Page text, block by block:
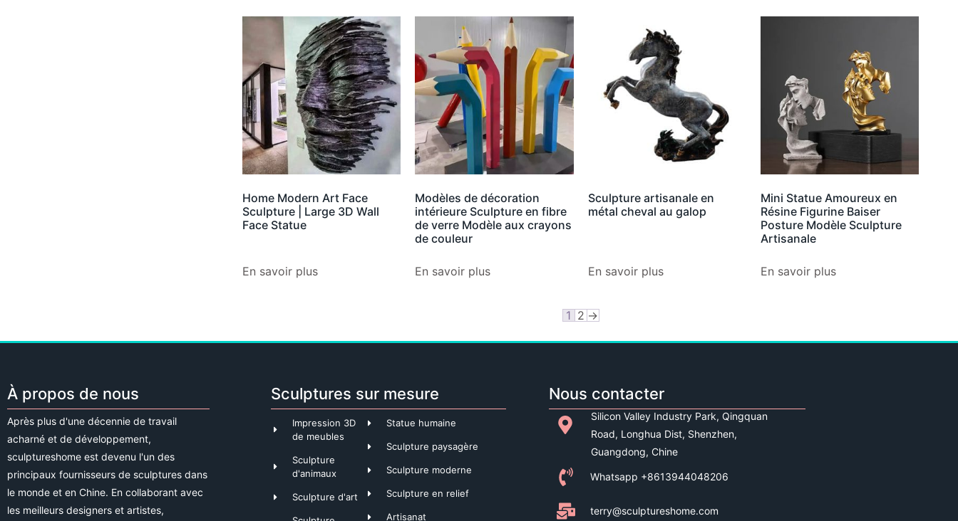
Home Modern Art Face
Sculpture | Large 3D Wall
Face Statue
En savoir plus
Modèles de décoration
intérieure Sculpture en fibre
de verre Modèle aux crayons
de couleur
En savoir plus
Sculpture artisanale en
métal cheval au galop
En savoir plus
Mini Statue Amoureux en
Résine Figurine Baiser
Posture Modèle Sculpture
Artisanale
En savoir plus
1 2 →
À propos de nous
Après plus d'une décennie de travail
acharné et de développement,
sculptureshome est devenu l'un des
principaux fournisseurs de sculptures dans
le monde et en Chine. En collaborant avec
les meilleurs designers et artistes,
Sculptures sur mesure
Impression 3D
de meubles
Sculpture
d'animaux
Sculpture d'art
Statue humaine
Sculpture paysagère
Sculpture moderne
Sculpture en relief
Artisanat
Nous contacter
Silicon Valley Industry Park, Qingquan
Road, Longhua Dist, Shenzhen,
Guangdong, Chine
Whatsapp +8613944048206
terry@sculptureshome.com